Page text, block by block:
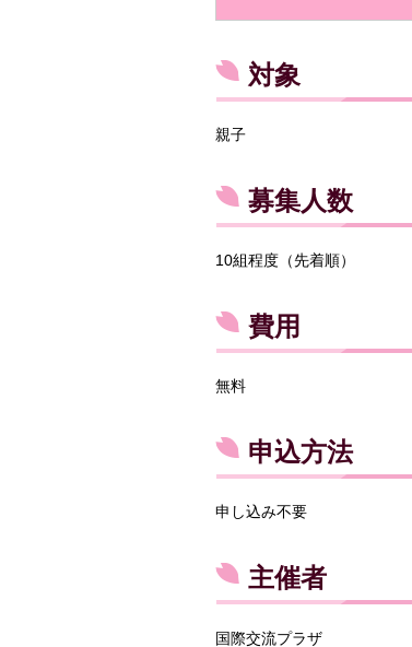
対象
親子
募集人数
10組程度（先着順）
費用
無料
申込方法
申し込み不要
主催者
国際交流プラザ